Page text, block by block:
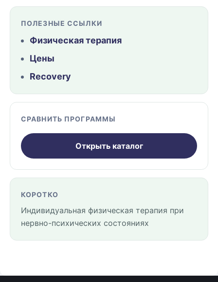
ПОЛЕЗНЫЕ ССЫЛКИ
Физическая терапия
Цены
Recovery
СРАВНИТЬ ПРОГРАММЫ
Открыть каталог
КОРОТКО
Индивидуальная физическая терапия при
нервно-психических состояниях